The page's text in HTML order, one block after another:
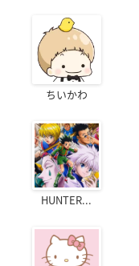
ちいかわ
HUNTER...